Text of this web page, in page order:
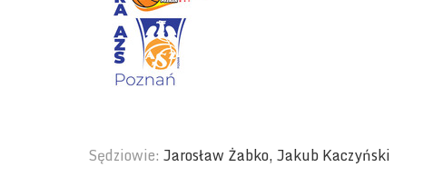
Sędziowie: Jarosław Żabko, Jakub Kaczyński